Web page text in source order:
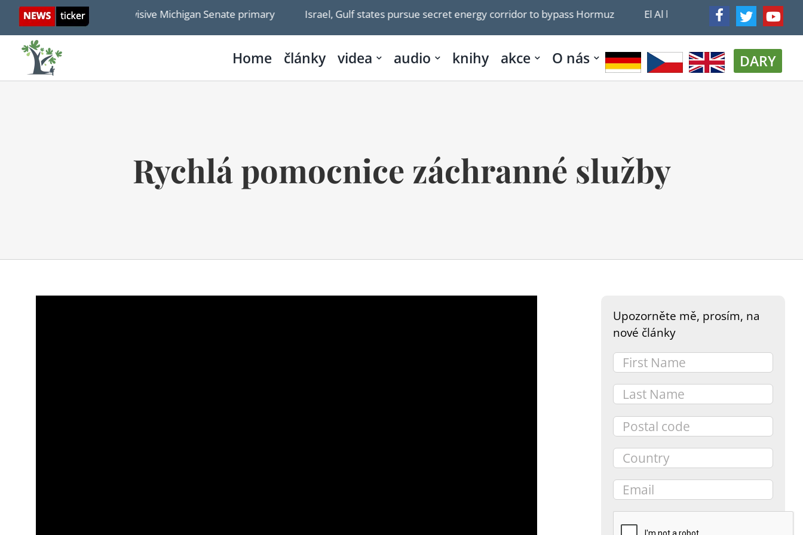
Skip
content
unity after divisive Michigan Senate primary Israel, Gulf states pursue secret energy corridor to bypass Hormuz El Al bounces back after Iran war
Home články videa audio knihy akce O nás DARY
Rychlá pomocnice záchranné služby
Upozorněte mě, prosím, na
nové články